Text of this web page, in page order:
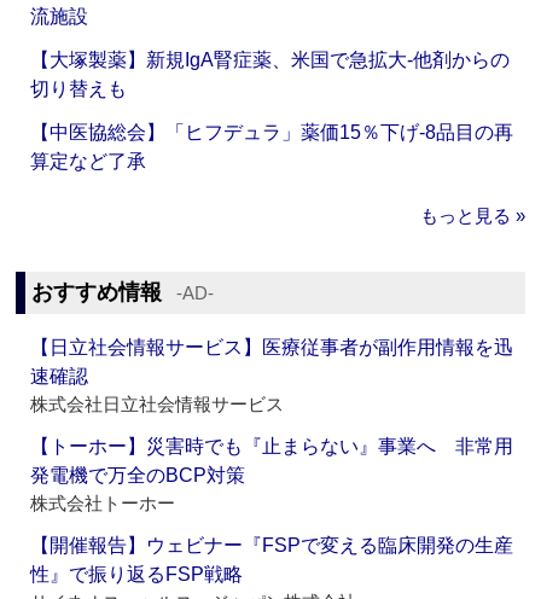
流施設
【大塚製薬】新規IgA腎症薬、米国で急拡大‐他剤からの
切り替えも
【中医協総会】「ヒフデュラ」薬価15％下げ‐8品目の再
算定など了承
もっと見る »
おすすめ情報 ‐AD‐
【日立社会情報サービス】医療従事者が副作用情報を迅
速確認
株式会社日立社会情報サービス
【トーホー】災害時でも『止まらない』事業へ 非常用
発電機で万全のBCP対策
株式会社トーホー
【開催報告】ウェビナー『FSPで変える臨床開発の生産
性』で振り返るFSP戦略